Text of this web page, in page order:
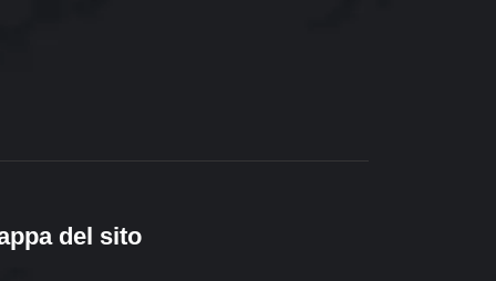
del sito